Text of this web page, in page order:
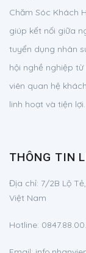
Chăm Sóc Khách
giúp kết nối giữa
tuyển dụng nhân
hội nghề nghiệp
viên quan hệ
linh hoạt và tiện lợi.
THÔNG TIN
Địa chỉ: 7/2B Lộ
Việt Nam
Hotline: